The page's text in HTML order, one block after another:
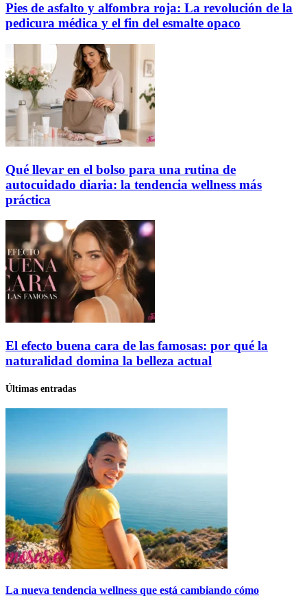
Pies de asfalto y alfombra roja: La revolución de la
pedicura médica y el fin del esmalte opaco
Qué llevar en el bolso para una rutina de
autocuidado diaria: la tendencia wellness más
práctica
El efecto buena cara de las famosas: por qué la
naturalidad domina la belleza actual
Últimas entradas
La nueva tendencia wellness que está cambiando cómo